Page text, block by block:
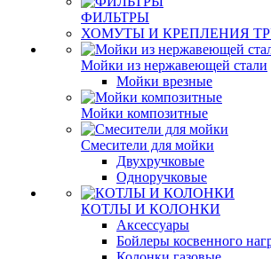
ФИЛЬТРЫ
ХОМУТЫ И КРЕПЛЕНИЯ
Мойки из нержавеющей стали
Мойки врезные
Мойки композитные
Смесители для мойки
Двухручковые
Одноручковые
КОТЛЫ И КОЛОНКИ
Аксессуары
Бойлеры косвенного